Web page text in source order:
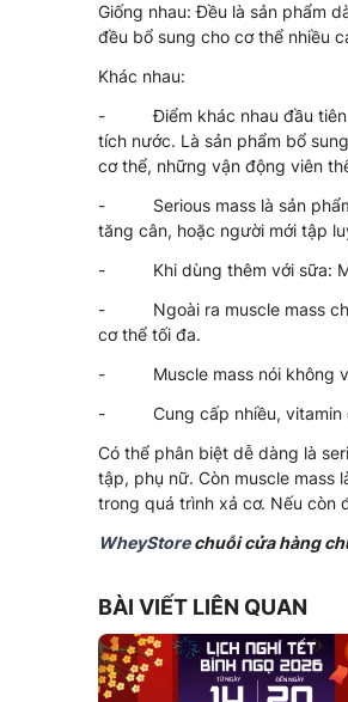
Giống nhau: Đều là sản phẩm
đều bổ sung cho cơ thể nhiều
Khác nhau:
- Điểm khác nhau đầu tiên
tích nước. Là sản phẩm bổ
cơ thể, những vận động viên
- Serious mass là sản phẩm
tăng cân, hoặc người mới tập
- Khi dùng thêm với sữa:
- Ngoài ra muscle mass chứ
cơ thể tối đa.
- Muscle mass nói không với
- Cung cấp nhiều, vitamin
Có thể phân biệt dễ dàng là
tập, phụ nữ. Còn muscle mass
trong quá trình xả cơ. Nếu còn
WheyStorechuỗi cửa hàng
BÀI VIẾT LIÊN QUAN